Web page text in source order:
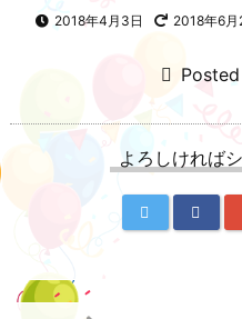
2018年4月3日 2018年6月
よろしければ